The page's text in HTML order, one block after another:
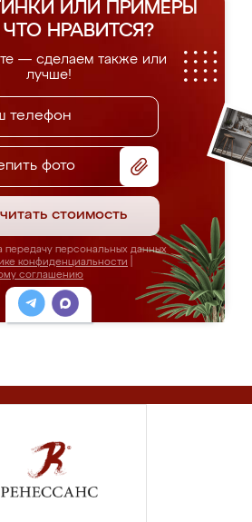
ИЛИ ПРИМЕРЫ
ЧТО НРАВИТСЯ?
— сделаем также или
лучше!
фото
стоимость
передачу персональных данных
конфиденциальности
соглашению